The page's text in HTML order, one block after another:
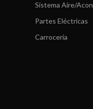
Sistema Aire/Acon
Partes Eléctricas
Carrocería